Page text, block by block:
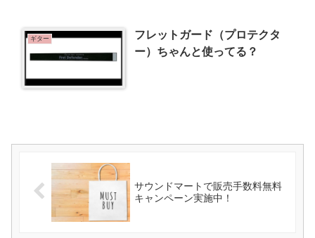
ギター
フレットガード（プロテクタ
ー）ちゃんと使ってる？
サウンドマートで販売手数料無料
キャンペーン実施中！